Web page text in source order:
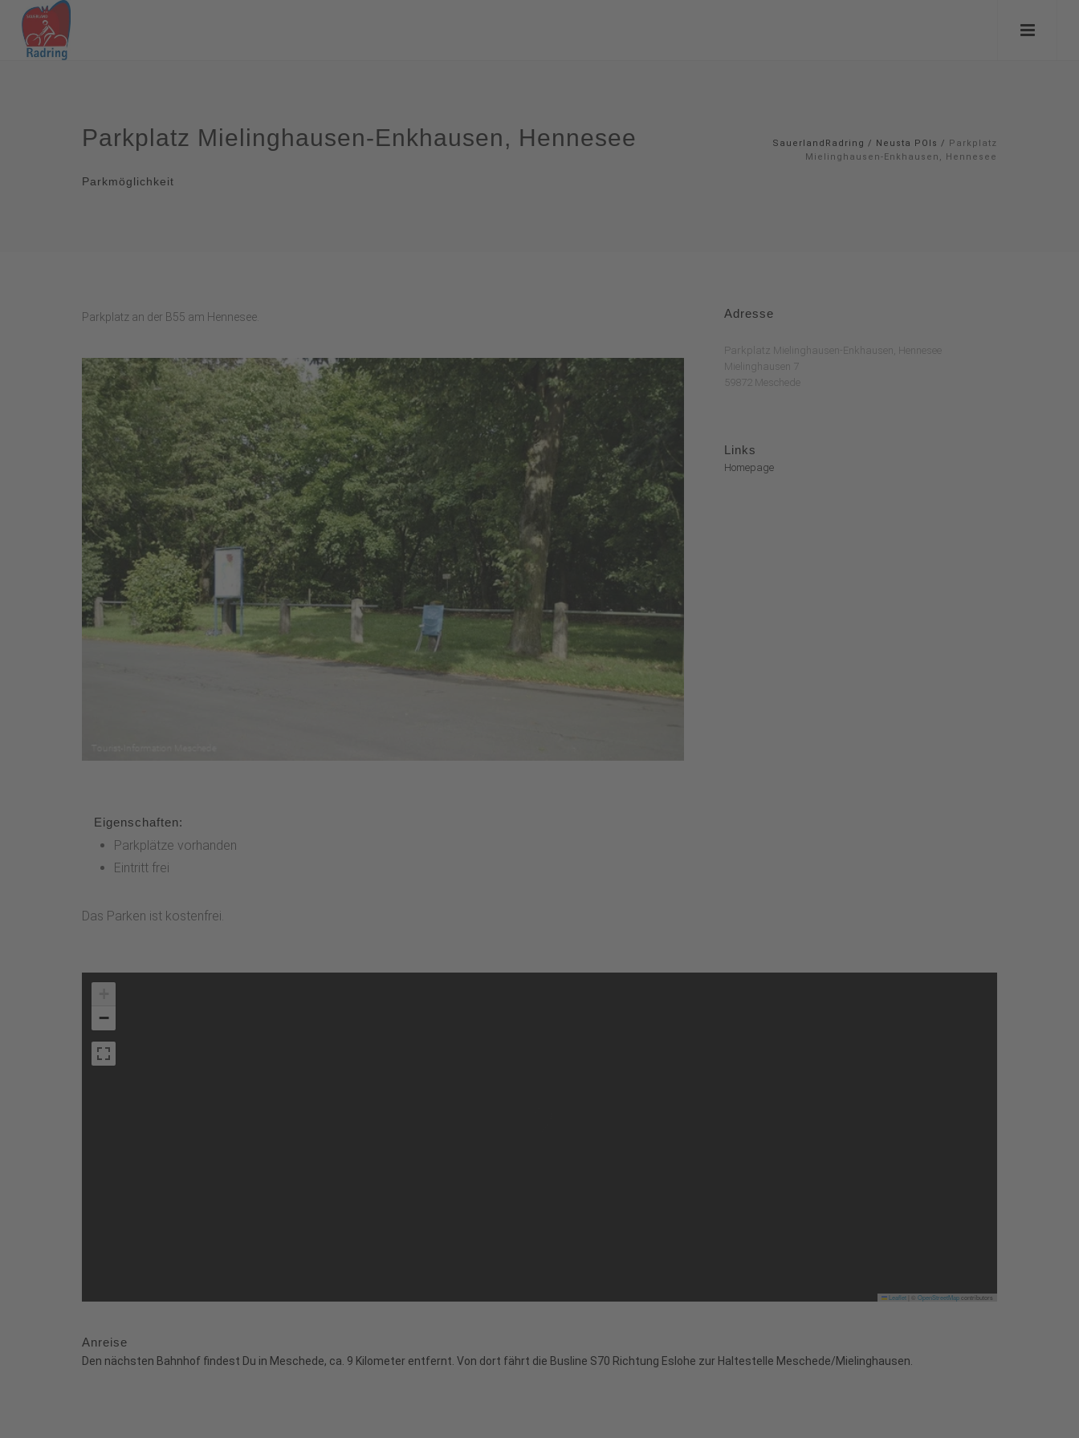
Parkplatz Mielinghausen-Enkhausen, Hennesee
Parkmöglichkeit
SauerlandRadring / Neusta POIs / Parkplatz
Mielinghausen-Enkhausen, Hennesee
Parkplatz an der B55 am Hennesee. Adresse
Parkplatz Mielinghausen-Enkhausen, Hennesee
Mielinghausen 7
59872 Meschede
Links
Homepage
Eigenschaften:
Parkplätze vorhanden
Eintritt frei
Das Parken ist kostenfrei.
−
Leaflet OpenStreetMapcontributors
Anreise
Den nächsten Bahnhof findest Du in Meschede, ca. 9 Kilometer entfernt. Von dort fährt die Busline S70 Richtung Eslohe zur Haltestelle Meschede/Mielinghausen.